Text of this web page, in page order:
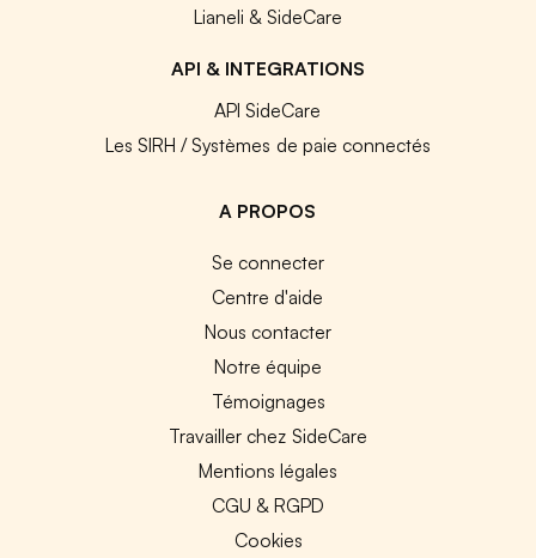
Lianeli & SideCare
API & INTEGRATIONS
API SideCare
Les SIRH / Systèmes de paie connectés
A PROPOS
Se connecter
Centre d'aide
Nous contacter
Notre équipe
Témoignages
Travailler chez SideCare
Mentions légales
CGU & RGPD
Cookies